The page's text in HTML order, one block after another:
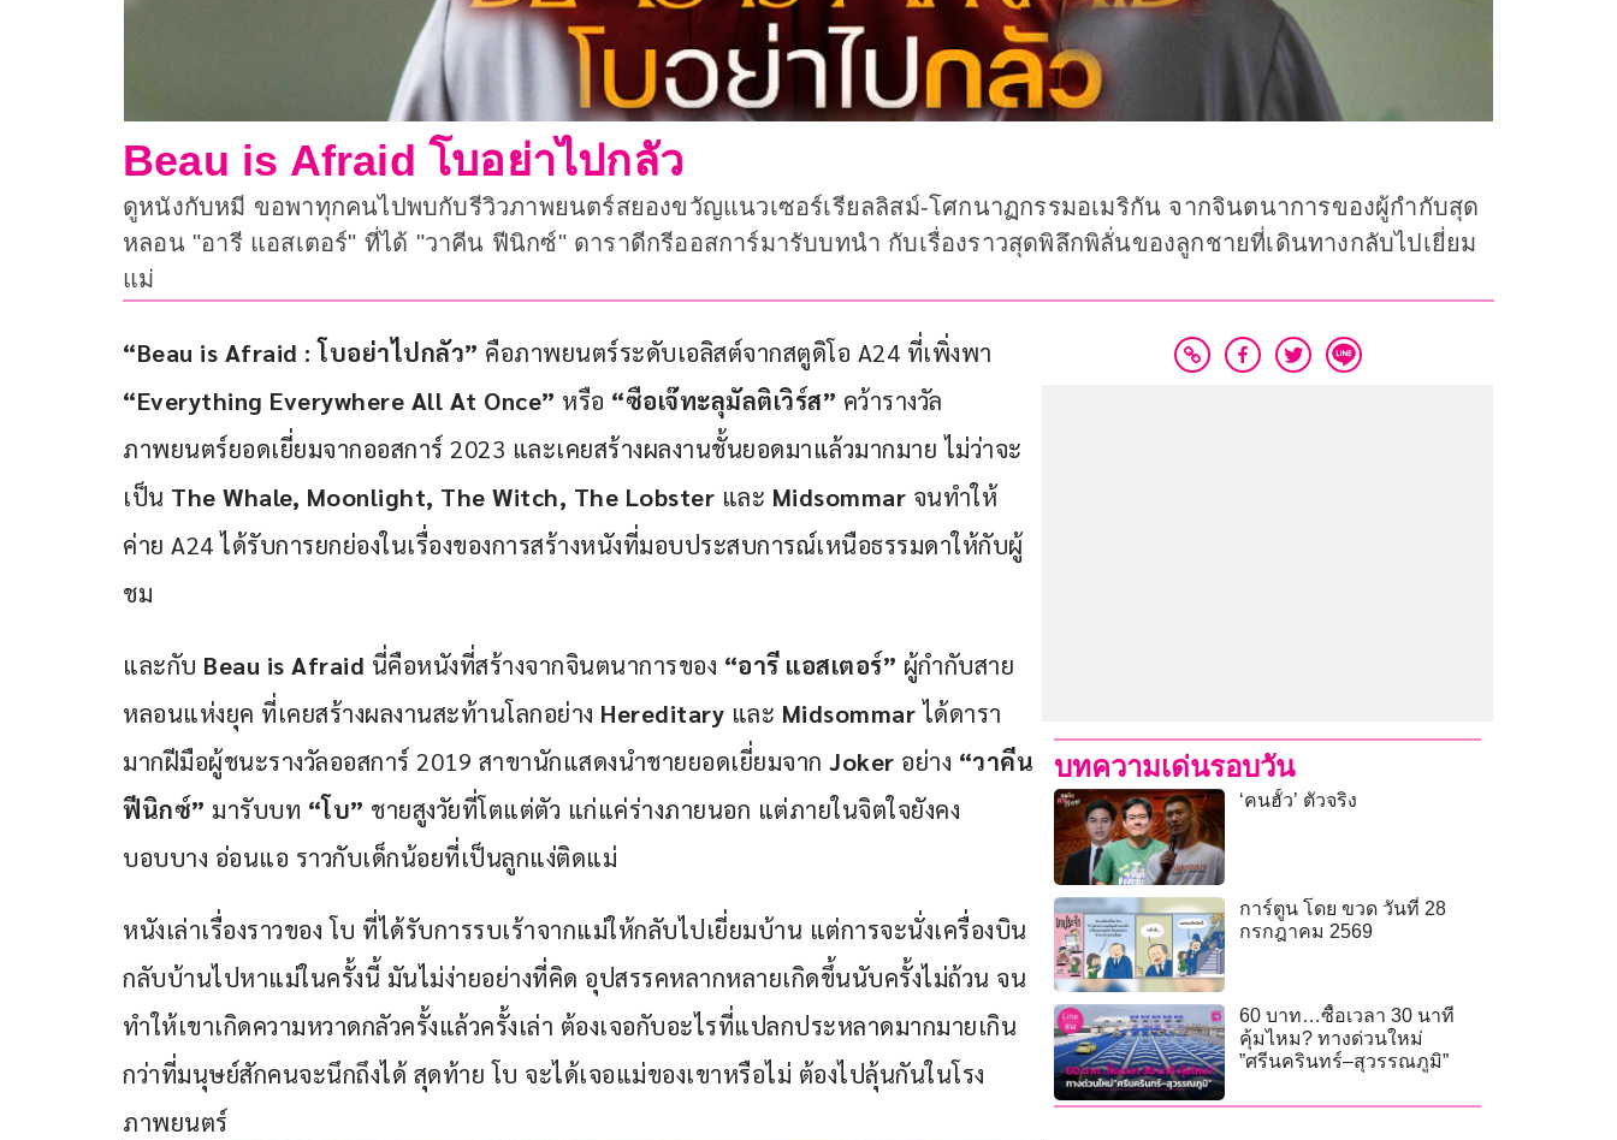
Beau is Afraid โบอย่าไปกลัว
ดูหนังกับหมี ขอพาทุกคนไปพบกับรีวิวภาพยนตร์สยองขวัญแนวเซอร์เรียลลิสม์-โศกนาฏกรรมอเมริกัน จากจินตนาการของผู้กำกับสุด
หลอน "อารี แอสเตอร์" ที่ได้ "วาคีน ฟีนิกซ์" ดาราดีกรีออสการ์มารับบทนำ กับเรื่องราวสุดพิลึกพิลั่นของลูกชายที่เดินทางกลับไปเยี่ยม
แม่
“Beau is Afraid : โบอย่าไปกลัว” คือภาพยนตร์ระดับเอลิสต์จากสตูดิโอ A24 ที่เพิ่งพา
“Everything Everywhere All At Once” หรือ “ซือเจ๊ทะลุมัลติเวิร์ส” คว้ารางวัล
ภาพยนตร์ยอดเยี่ยมจากออสการ์ 2023 และเคยสร้างผลงานชั้นยอดมาแล้วมากมาย ไม่ว่าจะ
เป็น The Whale, Moonlight, The Witch, The Lobster และ Midsommar จนทำให้
ค่าย A24 ได้รับการยกย่องในเรื่องของการสร้างหนังที่มอบประสบการณ์เหนือธรรมดาให้กับผู้
ชม
และกับ Beau is Afraid นี่คือหนังที่สร้างจากจินตนาการของ “อารี แอสเตอร์” ผู้กำกับสาย
หลอนแห่งยุค ที่เคยสร้างผลงานสะท้านโลกอย่าง Hereditary และ Midsommar ได้ดารา
มากฝีมือผู้ชนะรางวัลออสการ์ 2019 สาขานักแสดงนำชายยอดเยี่ยมจาก Joker อย่าง “วาคีน
ฟีนิกซ์” มารับบท “โบ” ชายสูงวัยที่โตแต่ตัว แก่แค่ร่างภายนอก แต่ภายในจิตใจยังคง
บอบบาง อ่อนแอ ราวกับเด็กน้อยที่เป็นลูกแง่ติดแม่
หนังเล่าเรื่องราวของ โบ ที่ได้รับการรบเร้าจากแม่ให้กลับไปเยี่ยมบ้าน แต่การจะนั่งเครื่องบิน
กลับบ้านไปหาแม่ในครั้งนี้ มันไม่ง่ายอย่างที่คิด อุปสรรคหลากหลายเกิดขึ้นนับครั้งไม่ถ้วน จน
ทำให้เขาเกิดความหวาดกลัวครั้งแล้วครั้งเล่า ต้องเจอกับอะไรที่แปลกประหลาดมากมายเกิน
กว่าที่มนุษย์สักคนจะนึกถึงได้ สุดท้าย โบ จะได้เจอแม่ของเขาหรือไม่ ต้องไปลุ้นกันในโรง
ภาพยนตร์
บทความเด่นรอบวัน
‘คนฮั้ว’ ตัวจริง
การ์ตูน โดย ขวด วันที่ 28
กรกฎาคม 2569
60 บาท…ซื้อเวลา 30 นาที
คุ้มไหม? ทางด่วนใหม่
”ศรีนครินทร์–สุวรรณภูมิ”